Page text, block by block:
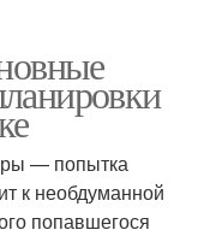
— попытка
к необдуманной
попавшегося